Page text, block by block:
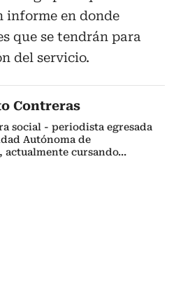
informe en donde
que se tendrán para
del servicio.
Contreras
social - periodista egresada
Autónoma de
actualmente cursando...